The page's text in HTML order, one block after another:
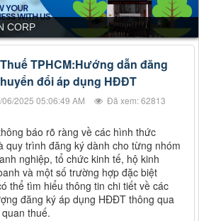
CORP
TPHCM:Hướng dẫn đăng
đổi áp dụng HĐĐT
06/2025 05:06:49 AM
Đã xem: 62813
báo rõ ràng về các hình thức
quy trình đăng ký dành cho từng nhóm
nghiệp, tổ chức kinh tế, hộ kinh
và một số trường hợp đặc biệt
thể tìm hiểu thông tin chi tiết về các
đăng ký áp dụng HĐĐT thông qua
thuế.